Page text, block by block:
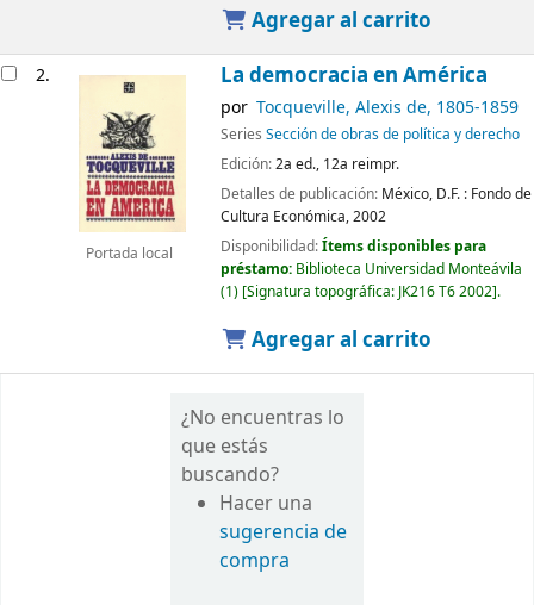
Agregar al carrito
2.
Portada local
La democracia en América
por Tocqueville, Alexis de, 1805-1859
Series Sección de obras de política y derecho
Edición:2a ed., 12a reimpr.
Detalles de publicación: México, D.F. : Fondo de
Cultura Económica,2002
Disponibilidad:Ítems disponibles para
préstamo: Biblioteca Universidad Monteávila
(1) Signatura topográfica: JK216 T6 2002 .
Agregar al carrito
¿No encuentras lo
que estás
buscando?
Hacer una
sugerencia de
compra